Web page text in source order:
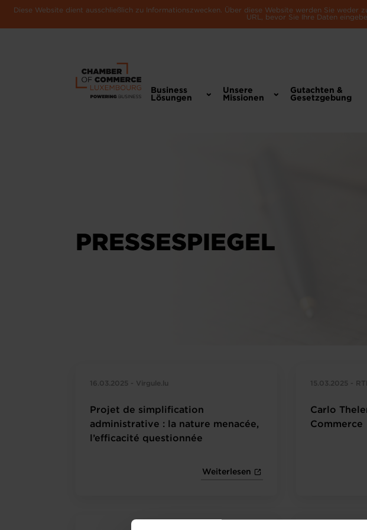
Diese Website dient ausschließlich zu Informationszwecken. Über diese Website werden Sie
URL, bevor Sie Ihre Daten
Business
Lösungen
Unsere
Missionen
Gutachten &
Gesetzgebung
PRESSESPIEGEL
16.03.2025 - Virgule.lu
Projet de simplification
administrative : la nature menacée,
l’efficacité questionnée
Weiterlesen
15.03.2025 -
Carlo
Commerce